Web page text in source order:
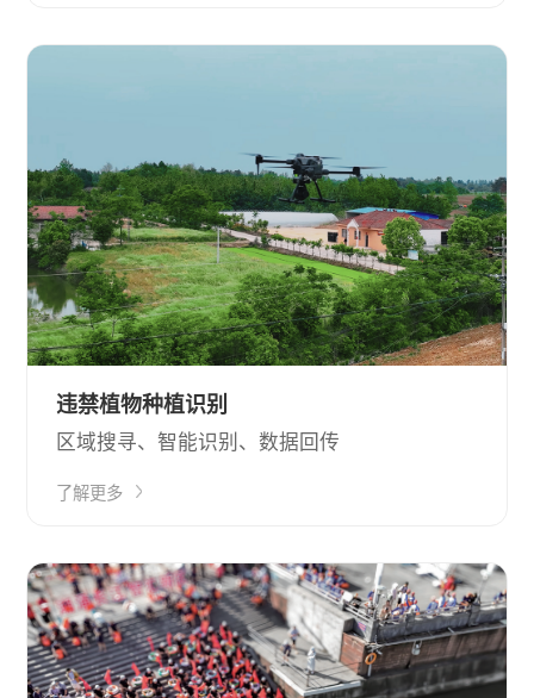
违禁植物种植识别
区域搜寻、智能识别、数据回传
了解更多